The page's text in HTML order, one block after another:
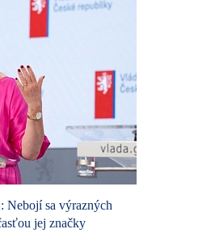
Nebojí sa výrazných
jej značky